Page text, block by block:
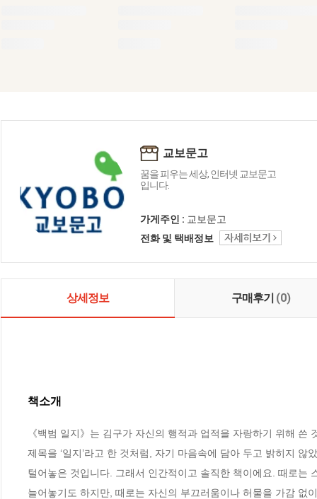
교보문고
꿈을 피우는 세상, 인터넷 교보문고
입니다.
가게주인 : 교보문고
전화 및 택배정보
상세정보 구매후기 (0)
책소개
《백범 일지》는 김구가 자신의 행적과 업적을 자랑하기 위해 쓴
제목을 ‘일지’라고 한 것처럼, 자기 마음속에 담아 두고 밝히지 않
털어놓은 것입니다. 그래서 인간적이고 솔직한 책이에요. 때로는
늘어놓기도 하지만, 때로는 자신의 부끄러움이나 허물을 가감 없